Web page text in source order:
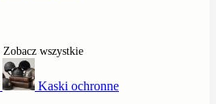
Zobacz wszystkie
Kaski ochronne